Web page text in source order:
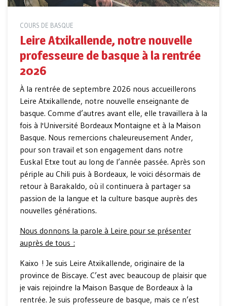
COURS DE BASQUE
Leire Atxikallende, notre nouvelle
professeure de basque à la rentrée
2026
À la rentrée de septembre 2026 nous accueillerons
Leire Atxikallende, notre nouvelle enseignante de
basque. Comme d’autres avant elle, elle travaillera à la
fois à l'Université Bordeaux Montaigne et à la Maison
Basque. Nous remercions chaleureusement Ander,
pour son travail et son engagement dans notre
Euskal Etxe tout au long de l’année passée. Après son
périple au Chili puis à Bordeaux, le voici désormais de
retour à Barakaldo, où il continuera à partager sa
passion de la langue et la culture basque auprès des
nouvelles générations.
Nous donnons la parole à Leire pour se présenter
auprès de tous :
Kaixo ! Je suis Leire Atxikallende, originaire de la
province de Biscaye. C’est avec beaucoup de plaisir que
je vais rejoindre la Maison Basque de Bordeaux à la
rentrée. Je suis professeure de basque, mais ce n’est